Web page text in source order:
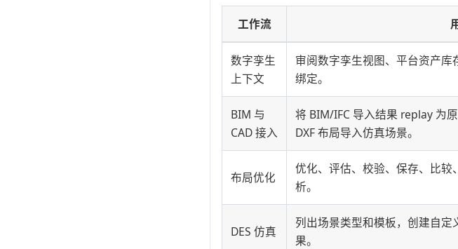
工作流
数字孪生
上下文
审阅数字孪生视图、平台资产
绑定。
BIM 与
CAD 接入
将 BIM/IFC 导入结果 replay 为
DXF 布局导入仿真场景。
布局优化
优化、评估、校验、保存、比
析。
DES 仿真
列出场景类型和模板，创建自定
果。